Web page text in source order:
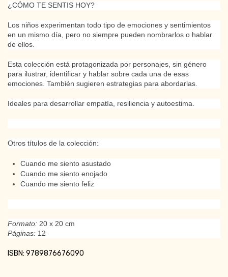
¿CÓMO TE SENTIS HOY?
Los niños experimentan todo tipo de emociones y sentimientos
en un mismo día, pero no siempre pueden nombrarlos o hablar
de ellos.
Esta colección está protagonizada por personajes, sin género
para ilustrar, identificar y hablar sobre cada una de esas
emociones. También sugieren estrategias para abordarlas.
Ideales para desarrollar empatía, resiliencia y autoestima.
Otros títulos de la colección:
Cuando me siento asustado
Cuando me siento enojado
Cuando me siento feliz
Formato: 20 x 20 cm
Páginas: 12
ISBN: 9789876676090